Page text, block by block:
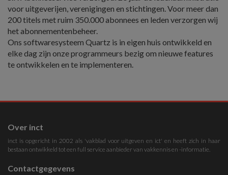
voor uitgeverijen, verenigingen en stichtingen. Voor meer dan
200 titels met ruim 350.000 abonnees en leden verzorgen wij
het abonnementenbeheer.
Ons softwaresysteem Quartz is in eigen huis ontwikkeld en
elke dag zijn onze programmeurs bezig om nieuwe features
te ontwikkelen en te implementeren.
Over inct
inct is opgericht in 2002 als 'vakblad voor uitgeven en ict' en heeft zich in haar
bestaan ontwikkeld tot een full service aanbieder van vakkennis en -informatie.
Contactgegevens